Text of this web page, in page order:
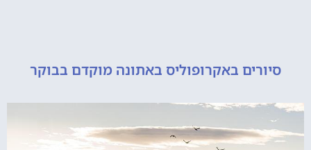
באקרופוליס באתונה מוקדם בבוקר